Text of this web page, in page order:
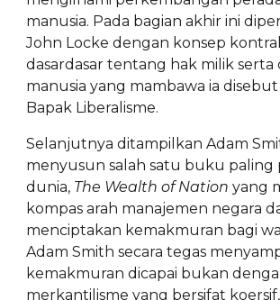
manusia. Pada bagian akhir ini
John Locke dengan konsep
dasardasar tentang hak milik serta
manusia yang mambawa ia disebut
Bapak Liberalisme.
Selanjutnya ditampilkan Adam
menyusun salah satu buku paling
dunia, The Wealth of Nation yang
kompas arah manajemen negara
menciptakan kemakmuran bagi
Adam Smith secara tegas
kemakmuran dicapai bukan
merkantilisme yang bersifat